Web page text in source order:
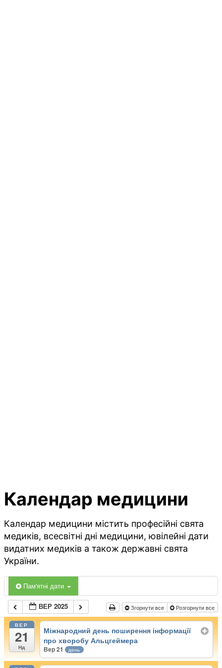
Календар медицини
Календар медицини містить професійні свята
медиків, всесвітні дні медицини, ювілейні дати
видатних медиків а також державні свята
України.
Пам'ятні дати
ВЕР 2025 Згорнути все Розгорнути все
ВЕР
21
Нд
Міжнародний день поширення інформації
про хворобу Альцгеймера
Вер 21 день